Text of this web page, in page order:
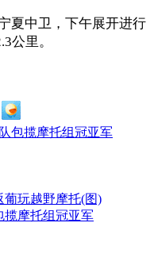
中卫，下午展开进行
公里。
包揽摩托组冠亚军
葡玩越野摩托(图)
揽摩托组冠亚军